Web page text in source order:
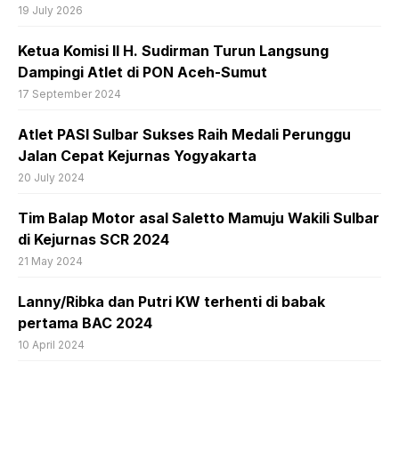
19 July 2026
Ketua Komisi II H. Sudirman Turun Langsung
Dampingi Atlet di PON Aceh-Sumut
17 September 2024
Atlet PASI Sulbar Sukses Raih Medali Perunggu
Jalan Cepat Kejurnas Yogyakarta
20 July 2024
Tim Balap Motor asal Saletto Mamuju Wakili Sulbar
di Kejurnas SCR 2024
21 May 2024
Lanny/Ribka dan Putri KW terhenti di babak
pertama BAC 2024
10 April 2024